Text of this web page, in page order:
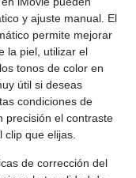
y ajuste manual. El
permite mejorar
la piel, utilizar el
tonos de color en
útil si deseas
condiciones de
precisión el contraste
clip que elijas.
de corrección del